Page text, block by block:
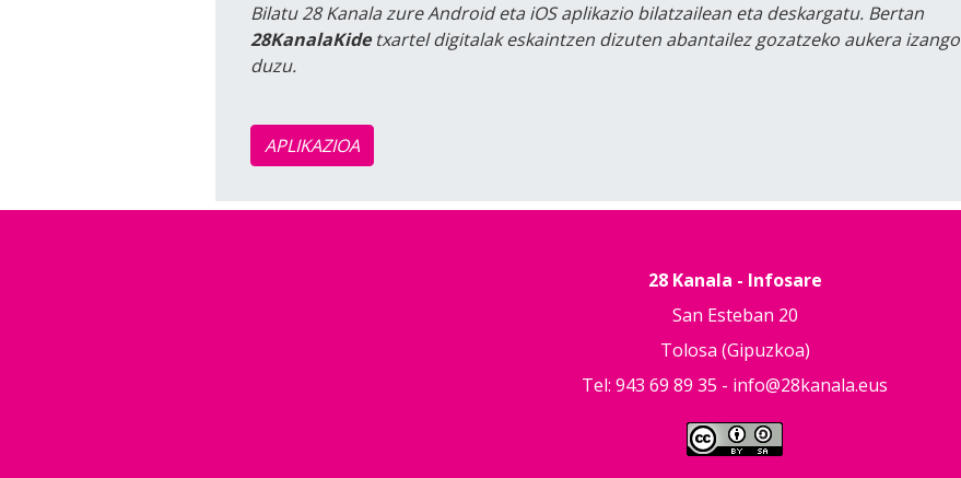
Bilatu 28 Kanala zure Android eta iOS aplikazio bilatzailean eta deskargatu. Bertan
28KanalaKidetxartel digitalak eskaintzen dizuten abantailez gozatzeko aukera izango
duzu.
APLIKAZIOA
28 Kanala - Infosare
San Esteban 20
Tolosa (Gipuzkoa)
Tel: 943 69 89 35 - info@28kanala.eus